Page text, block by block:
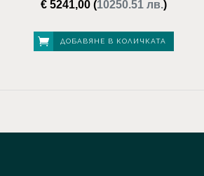
€5241,00(10250.51 лв.)
ДОБАВЯНЕ В КОЛИЧКАТА